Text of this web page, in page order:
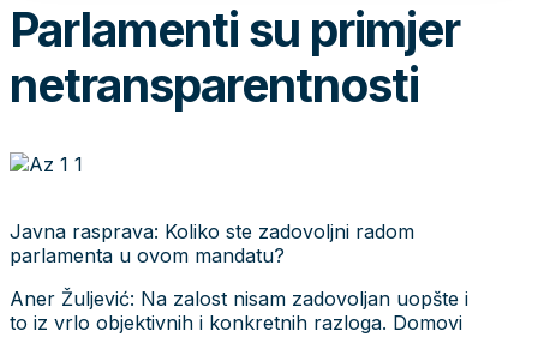
Parlamenti su primjer
netransparentnosti
Javna rasprava: Koliko ste zadovoljni radom
parlamenta u ovom mandatu?
Aner Žuljević: Na zalost nisam zadovoljan uopšte i
to iz vrlo objektivnih i konkretnih razloga. Domovi